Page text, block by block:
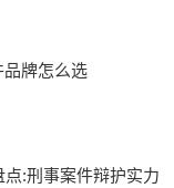
品牌怎么选
:刑事案件辩护实力